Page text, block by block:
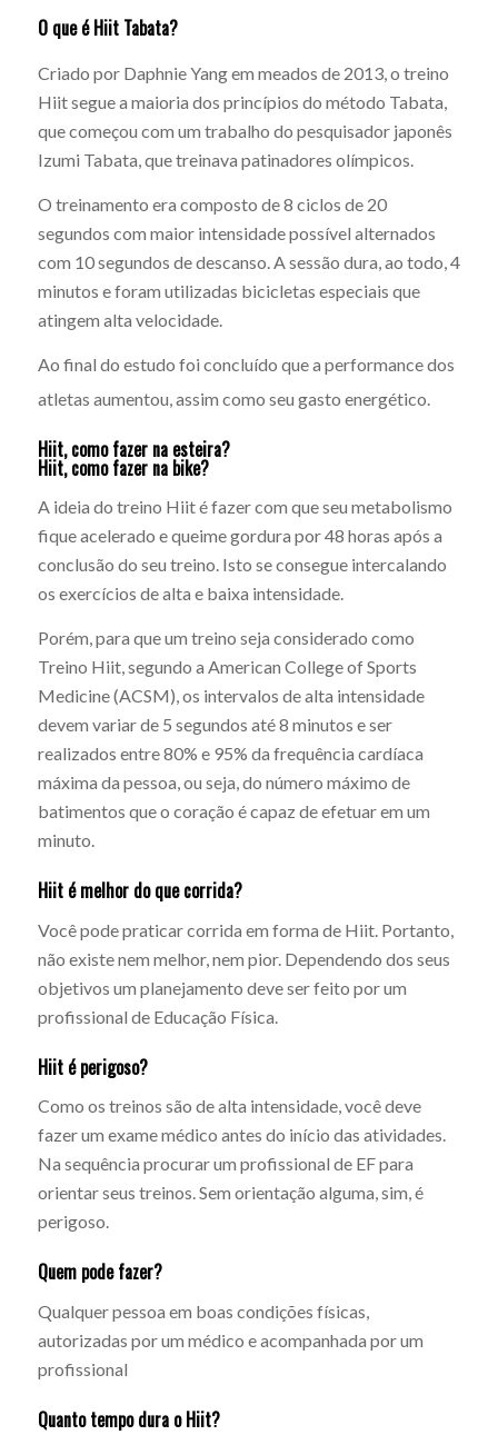
O que é Hiit Tabata?
Criado por Daphnie Yang em meados de 2013, o treino
Hiit segue a maioria dos princípios do método Tabata,
que começou com um trabalho do pesquisador japonês
Izumi Tabata, que treinava patinadores olímpicos.
O treinamento era composto de 8 ciclos de 20
segundos com maior intensidade possível alternados
com 10 segundos de descanso. A sessão dura, ao todo, 4
minutos e foram utilizadas bicicletas especiais que
atingem alta velocidade.
Ao final do estudo foi concluído que a performance dos
atletas aumentou, assim como seu gasto energético.
Hiit, como fazer na esteira?
Hiit, como fazer na bike?
A ideia do treino Hiit é fazer com que seu metabolismo
fique acelerado e queime gordura por 48 horas após a
conclusão do seu treino. Isto se consegue intercalando
os exercícios de alta e baixa intensidade.
Porém, para que um treino seja considerado como
Treino Hiit, segundo a American College of Sports
Medicine (ACSM), os intervalos de alta intensidade
devem variar de 5 segundos até 8 minutos e ser
realizados entre 80% e 95% da frequência cardíaca
máxima da pessoa, ou seja, do número máximo de
batimentos que o coração é capaz de efetuar em um
minuto.
Hiit é melhor do que corrida?
Você pode praticar corrida em forma de Hiit. Portanto,
não existe nem melhor, nem pior. Dependendo dos seus
objetivos um planejamento deve ser feito por um
profissional de Educação Física.
Hiit é perigoso?
Como os treinos são de alta intensidade, você deve
fazer um exame médico antes do início das atividades.
Na sequência procurar um profissional de EF para
orientar seus treinos. Sem orientação alguma, sim, é
perigoso.
Quem pode fazer?
Qualquer pessoa em boas condições físicas,
autorizadas por um médico e acompanhada por um
profissional
Quanto tempo dura o Hiit?